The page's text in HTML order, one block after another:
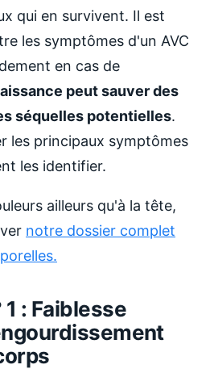
qui en survivent. Il est
les symptômes d'un AVC
en cas de
peut sauver des
séquelles potentielles.
les principaux symptômes
les identifier.
ailleurs qu'à la tête,
notre dossier complet
: Faiblesse